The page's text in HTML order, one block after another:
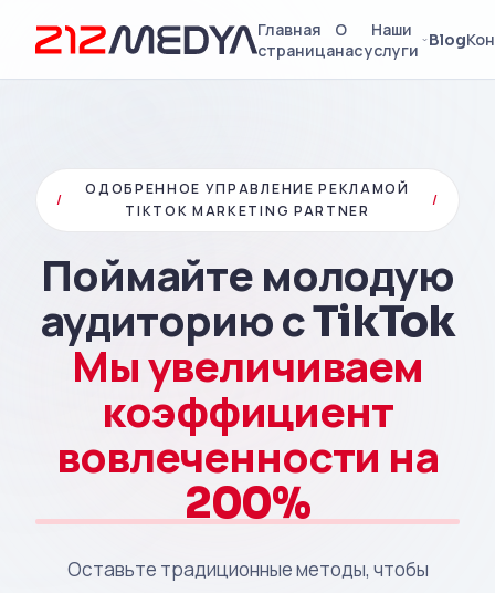
Главная
страница
О
нас
Наши
услуги
Blog
/
ОДОБРЕННОЕ УПРАВЛЕНИЕ РЕКЛАМОЙ
TIKTOK MARKETING PARTNER
/
Поймайте молодую
аудиторию с TikTok
Мы увеличиваем
коэффициент
вовлеченности на
200%
Оставьте традиционные методы, чтобы